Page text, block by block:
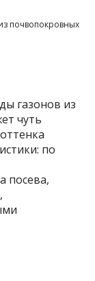
почвопокровных
газонов из
чуть
по
посева,